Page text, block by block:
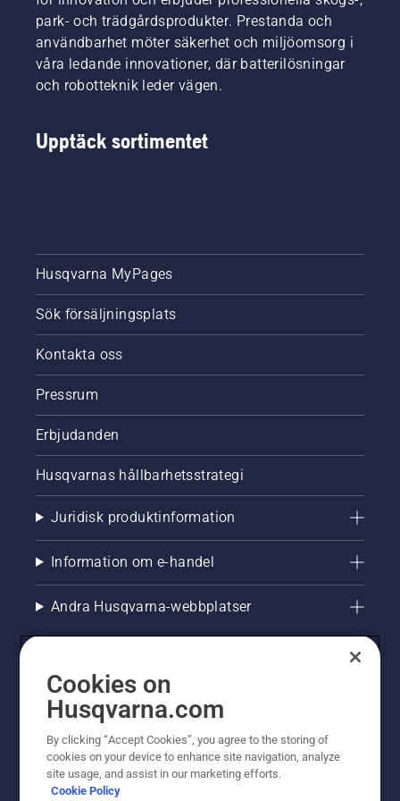
Startprocedur
för
röjsåg.
Om du
följer
Husqvarnas
park- och trädgårdsprodukter. Prestanda och
användbarhet möter säkerhet och miljöomsorg i
våra ledande innovationer, där batterilösningar
och robotteknik leder vägen.
Upptäck sortimentet
Husqvarna MyPages
Sök försäljningsplats
Kontakta oss
Pressrum
Erbjudanden
Husqvarnas hållbarhetsstrategi
Juridisk produktinformation
Information om e-handel
Andra Husqvarna-webbplatser
© Husqvarna AB (publ). All rights reserved. Priserna
Cookies on
Husqvarna.com
By clicking “Accept Cookies”, you agree to the storing of
cookies on your device to enhance site navigation, analyze
site usage, and assist in our marketing efforts.
Cookie Policy